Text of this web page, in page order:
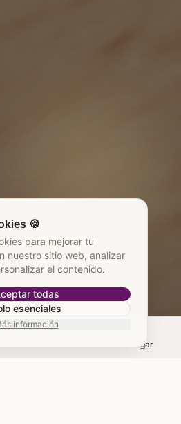
🍪
para mejorar tu
nuestro sitio web, analizar
el contenido.
todas
esenciales
información
Llamar Cómo llegar